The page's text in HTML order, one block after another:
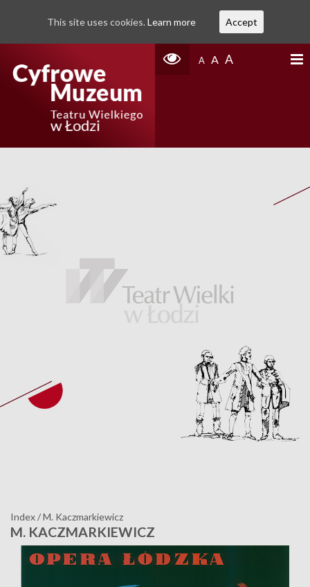
A A A
Index/M. Kaczmarkiewicz
M. KACZMARKIEWICZ
This site uses cookies. Learn more Accept